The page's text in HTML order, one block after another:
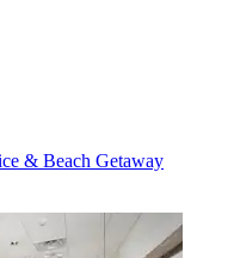
& Beach Getaway